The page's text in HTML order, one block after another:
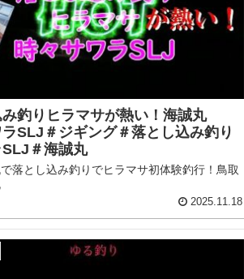
釣りヒラマサが熱い！海誠丸
ラSLJ＃ジギング＃落とし込み釣り
SLJ＃海誠丸
落とし込み釣りでヒラマサ初体験釣行！鳥取
2025.11.18